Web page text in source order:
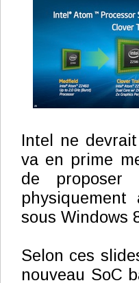
Intel ne
va en prime
de proposer
sous Windows
Selon ces
nouveau SoC